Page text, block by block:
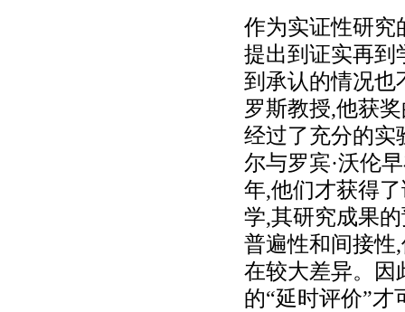
作为实证性研究
提出到证实再到
到承认的情况也
罗斯教授,他获
经过了充分的实
尔与罗宾·沃伦
年,他们才获得
学,其研究成果
普遍性和间接性
在较大差异。因
的“延时评价”